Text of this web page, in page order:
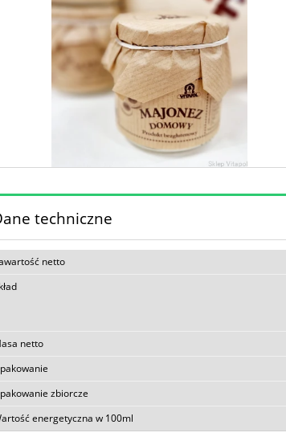
techniczne
netto
netto
zbiorcze
energetyczna w 100ml